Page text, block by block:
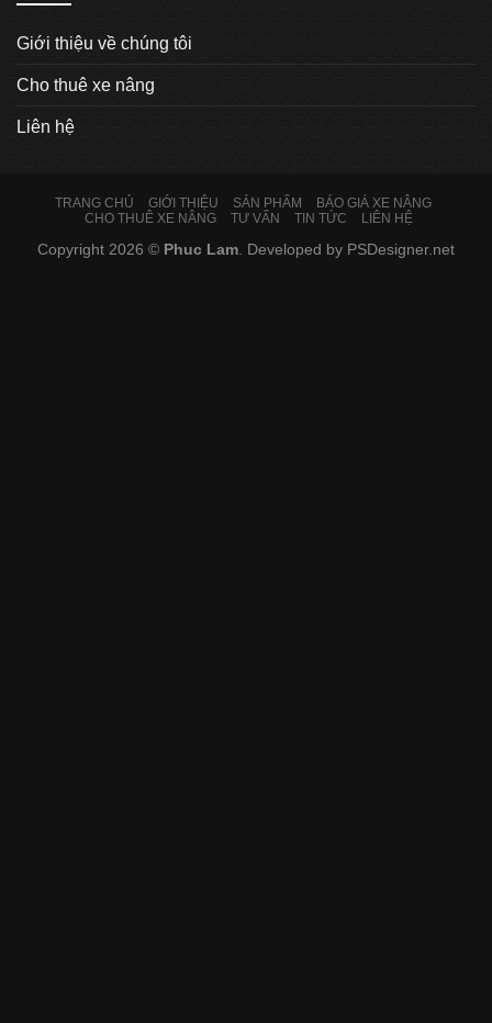
Giới thiệu về chúng tôi
Cho thuê xe nâng
Liên hệ
TRANG CHỦ GIỚI THIỆU SẢN PHẨM
BÁO GIÁ XE NÂNG
CHO THUÊ XE NÂNG
TƯ VẤN TIN TỨC LIÊN HỆ
Copyright 2026 © Phuc Lam. Developed by PSDesigner.net